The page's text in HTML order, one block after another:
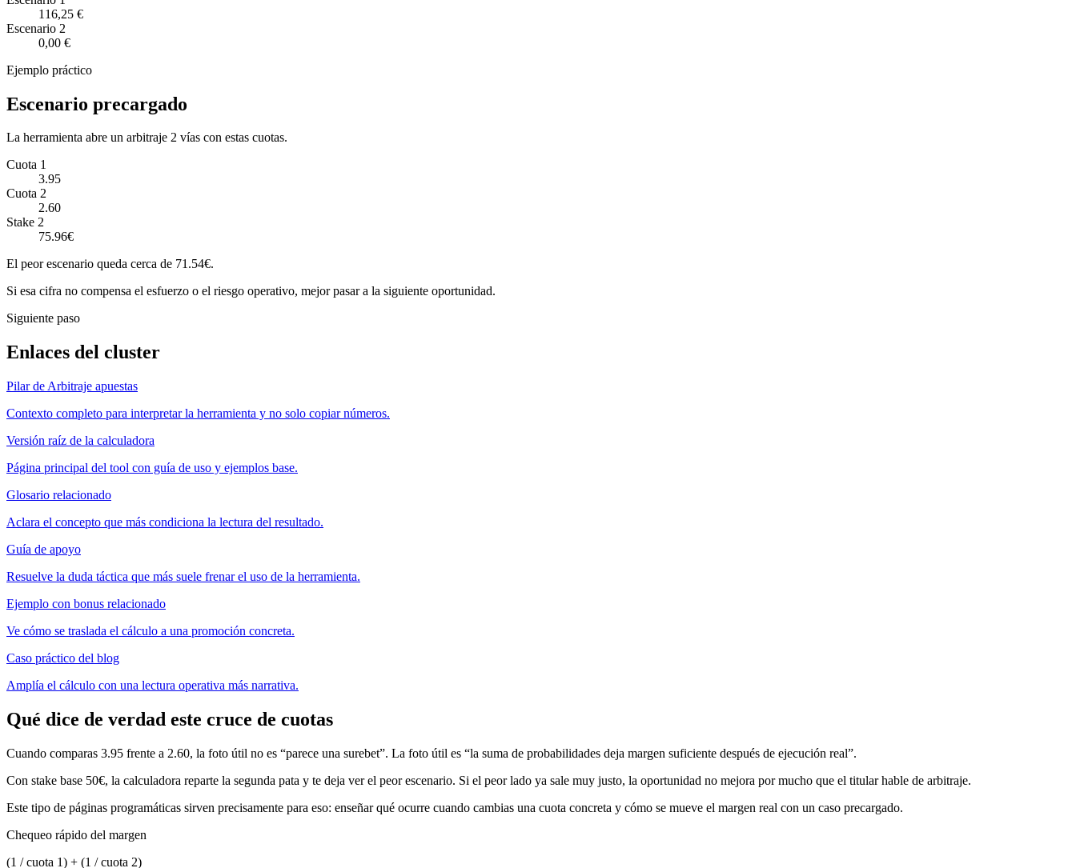
116,25 €
Escenario 2
0,00 €
Ejemplo práctico
Escenario precargado
La herramienta abre un arbitraje 2 vías con estas cuotas.
Cuota 1
3.95
Cuota 2
2.60
Stake 2
75.96€
El peor escenario queda cerca de 71.54€.
Si esa cifra no compensa el esfuerzo o el riesgo operativo, mejor pasar a la siguiente oportunidad.
Siguiente paso
Enlaces del cluster
Pilar de Arbitraje apuestas
Contexto completo para interpretar la herramienta y no solo copiar números.
Versión raíz de la calculadora
Página principal del tool con guía de uso y ejemplos base.
Glosario relacionado
Aclara el concepto que más condiciona la lectura del resultado.
Guía de apoyo
Resuelve la duda táctica que más suele frenar el uso de la herramienta.
Ejemplo con bonus relacionado
Ve cómo se traslada el cálculo a una promoción concreta.
Caso práctico del blog
Amplía el cálculo con una lectura operativa más narrativa.
Qué dice de verdad este cruce de cuotas
Cuando comparas 3.95 frente a 2.60, la foto útil no es “parece una surebet”. La foto útil es “la suma de probabilidades deja margen suficiente después de ejecución real”.
Con stake base 50€, la calculadora reparte la segunda pata y te deja ver el peor escenario. Si el peor lado ya sale muy justo, la oportunidad no mejora por mucho que el titular hable de arbitraje.
Este tipo de páginas programáticas sirven precisamente para eso: enseñar qué ocurre cuando cambias una cuota concreta y cómo se mueve el margen real con un caso precargado.
Chequeo rápido del margen
(1 / cuota 1) + (1 / cuota 2)